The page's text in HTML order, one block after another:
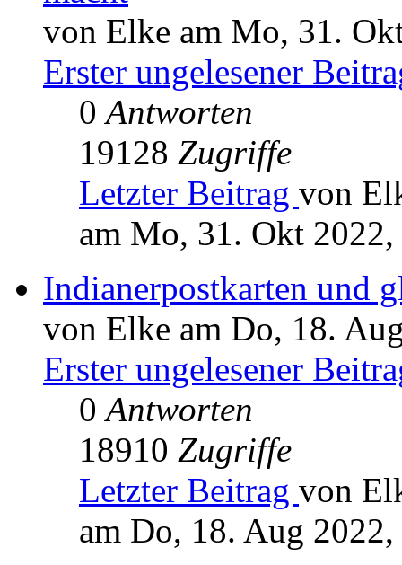
von Elke am Mo, 31.
Erster ungelesener
0Antworten
19128 Zugriffe
Letzter Beitrag von
am Mo, 31. Okt
Indianerpostkarten und
von Elke am Do, 18.
Erster ungelesener
0Antworten
18910 Zugriffe
Letzter Beitrag von
am Do, 18. Aug